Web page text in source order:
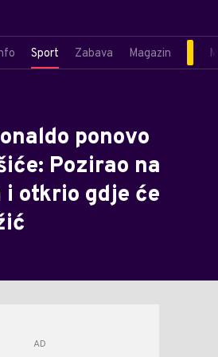
Sport Zabava Magazin
ponovo
Pozirao na
i otkrio gdje će